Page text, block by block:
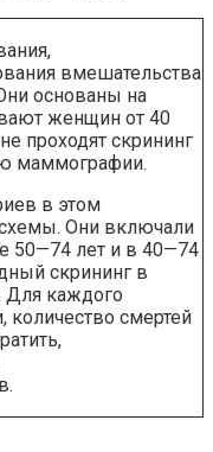
вмешательства
основаны на
женщин от 40
проходят скрининг
маммографии.
в этом
Они включали
50—74 лет и в 40—74
скрининг в
Для каждого
количество смертей